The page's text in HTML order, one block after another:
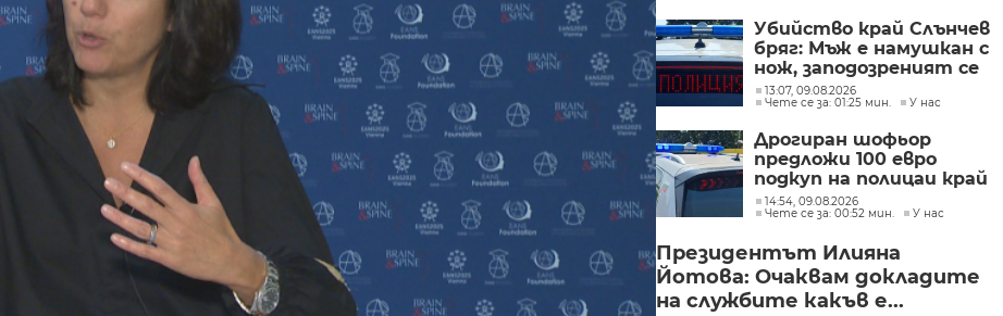
Убийство край Слънчев
бряг: Мъж е намушкан с
нож, заподозреният се
опитал да избяга
13:07, 09.08.2026
Чете се за: 01:25 мин.
У нас
Дрогиран шофьор
предложи 100 евро
подкуп на полицаи край
Поморие
14:54, 09.08.2026
Чете се за: 00:52 мин.
У нас
Президентът Илияна
Йотова: Очаквам докладите
на службите какъв е...